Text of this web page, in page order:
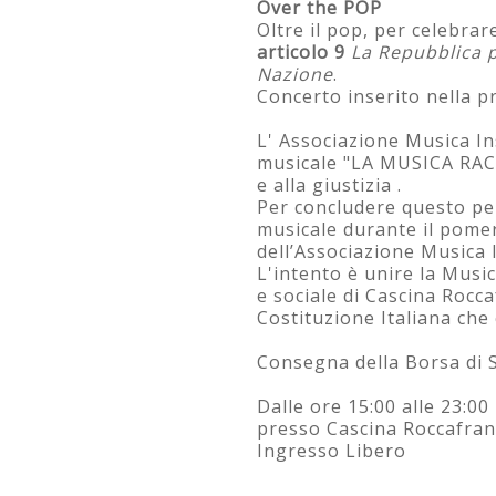
Over the POP
Oltre il pop, per
articolo 9 La
Nazione.
Concerto inserito nella
L' Associazione Musica
musicale "LA MUSICA
e alla giustizia .
Per concludere questo
musicale durante il
dell’Associazione
L'intento è unire la
e sociale di Cascina
Costituzione Italiana che
Consegna della Borsa di
Dalle ore 15:00 alle 23:00
presso Cascina
Ingresso Libero